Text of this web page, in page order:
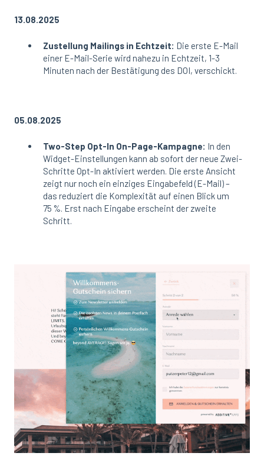
13.08.2025
Zustellung Mailings in Echtzeit: Die erste E-Mail
einer E-Mail-Serie wird nahezu in Echtzeit, 1-3
Minuten nach der Bestätigung des DOI, verschickt.
05.08.2025
Two-Step Opt-In On-Page-Kampagne: In den
Widget-Einstellungen kann ab sofort der neue Zwei-
Schritte Opt-In aktiviert werden. Die erste Ansicht
zeigt nur noch ein einziges Eingabefeld (E-Mail) –
das reduziert die Komplexität auf einen Blick um
75 %. Erst nach Eingabe erscheint der zweite
Schritt.